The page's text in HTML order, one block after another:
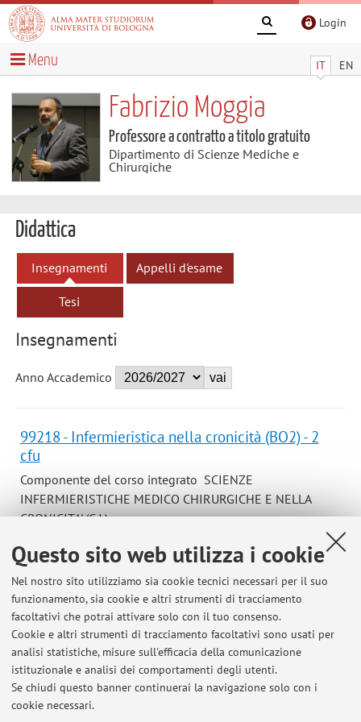
Questo sito web utilizza i cookie
Nel nostro sito utilizziamo sia cookie tecnici necessari per il suo
funzionamento, sia cookie e altri strumenti di tracciamento
facoltativi che potrai attivare solo con il tuo consenso.
Cookie e altri strumenti di tracciamento facoltativi sono usati per
analisi statistiche, misure sull'efficacia della comunicazione
istituzionale e analisi dei comportamenti degli utenti.
Se chiudi questo banner continuerai la navigazione solo con i
cookie necessari.
Login
IT EN
Menu
Fabrizio Moggia
Professore a contratto a titolo gratuito
Dipartimento di Scienze Mediche e
Chirurgiche
Didattica
Insegnamenti Appelli d'esame
Tesi
Insegnamenti
Anno Accademico
99218 - Infermieristica nella cronicità (BO2) - 2
cfu
Componente del corso integrato SCIENZE
INFERMIERISTICHE MEDICO CHIRURGICHE E NELLA
CRONICITA' (C.I.)
Campus:
Bologna
Corso:
Laurea in Infermieristica (abilitante alla
professione sanitaria di infermiere)
Periodo delle lezioni: dal 3 novembre 2026 al 18
dicembre 2026
Orario delle lezioni